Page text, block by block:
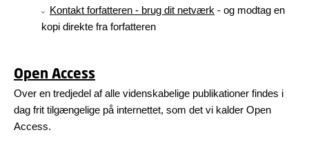
Kontakt forfatteren - brug dit netværk - og modtag en
kopi direkte fra forfatteren
Open Access
Over en tredjedel af alle videnskabelige publikationer findes i
dag frit tilgængelige på internettet, som det vi kalder Open
Access.